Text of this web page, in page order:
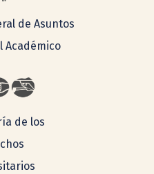
de Asuntos
Académico
de los